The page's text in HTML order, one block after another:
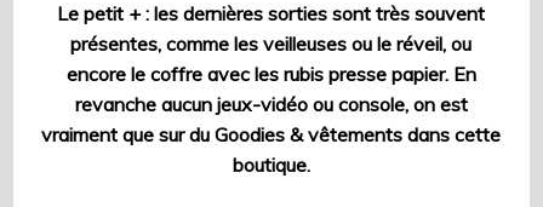
Le petit + : les dernières sorties sont très souvent
présentes, comme les veilleuses ou le réveil, ou
encore le coffre avec les rubis presse papier. En
revanche aucun jeux-vidéo ou console, on est
vraiment que sur du Goodies & vêtements dans cette
boutique.